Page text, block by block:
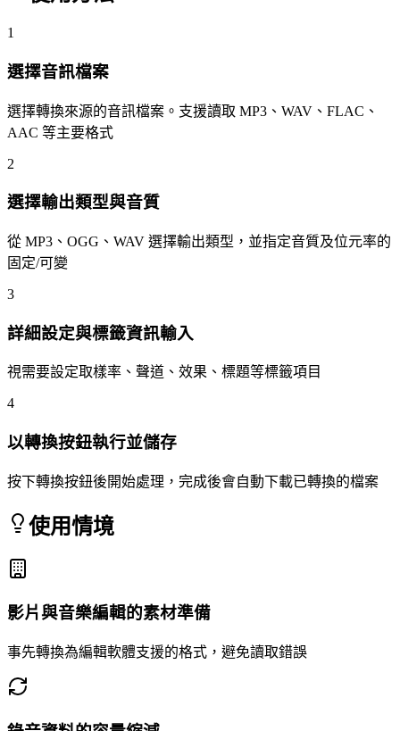
1
選擇音訊檔案
選擇轉換來源的音訊檔案。支援讀取 MP3、WAV、FLAC、
AAC 等主要格式
2
選擇輸出類型與音質
從 MP3、OGG、WAV 選擇輸出類型，並指定音質及位元率的
固定/可變
3
詳細設定與標籤資訊輸入
視需要設定取樣率、聲道、效果、標題等標籤項目
4
以轉換按鈕執行並儲存
按下轉換按鈕後開始處理，完成後會自動下載已轉換的檔案
使用情境
影片與音樂編輯的素材準備
事先轉換為編輯軟體支援的格式，避免讀取錯誤